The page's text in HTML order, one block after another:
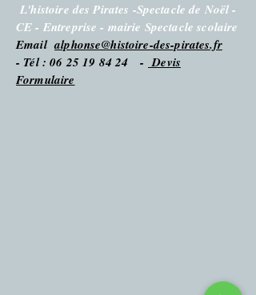
L'histoire des Pirates -Spectacle de Noël -
CE - Entreprise - mairie Spectacle scolaire
Emailalphonse@histoire-des-pirates.fr
- Tél : 06 25 19 84 24 - Devis
Formulaire